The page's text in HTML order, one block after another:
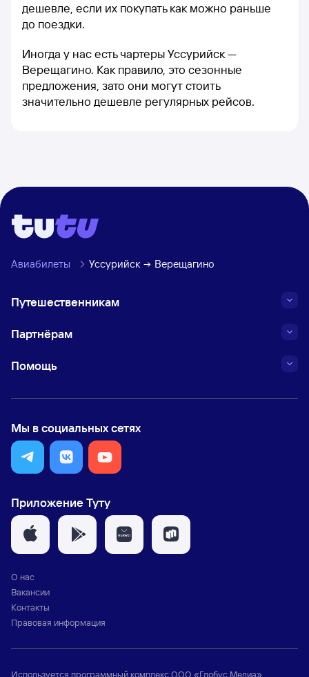
дешевле, если их покупать как можно раньше
до поездки.
Иногда у нас есть чартеры Уссурийск —
Верещагино. Как правило, это сезонные
предложения, зато они могут стоить
значительно дешевле регулярных рейсов.
Авиабилеты Уссурийск Верещагино
Путешественникам
Партнёрам
Помощь
Мы в социальных сетях
Приложение Туту
О нас
Вакансии
Контакты
Правовая информация
Используется программный комплексООО «Глобус Медиа»